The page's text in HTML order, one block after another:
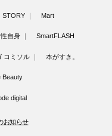
STORY Mart
自身 SmartFLASH
コミソル 本がすき。
Beauty
digital
お知らせ